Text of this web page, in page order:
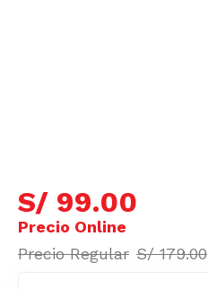
S/ 99.00
S/ 179.00